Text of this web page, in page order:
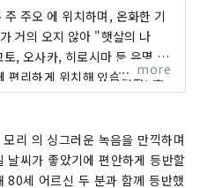
주오 에 위치하며, 온화한 기
거의 오지 않아 "햇살의 나
, 오사카, 히로시마 등 유명 관
편리하게 위치해 있습니다! 또
가는 관문이기도 합니다. 오
햇볕을 듬뿍 받으며 자란 과일
에서 최고 품질을 자랑합니다.
오네 포도 등 제철 과일을 즐
more
리 의 싱그러운 녹음을 만끽하며
날씨가 좋았기에 편안하게 등반할
80세 어르신 두 분과 함께 등반했